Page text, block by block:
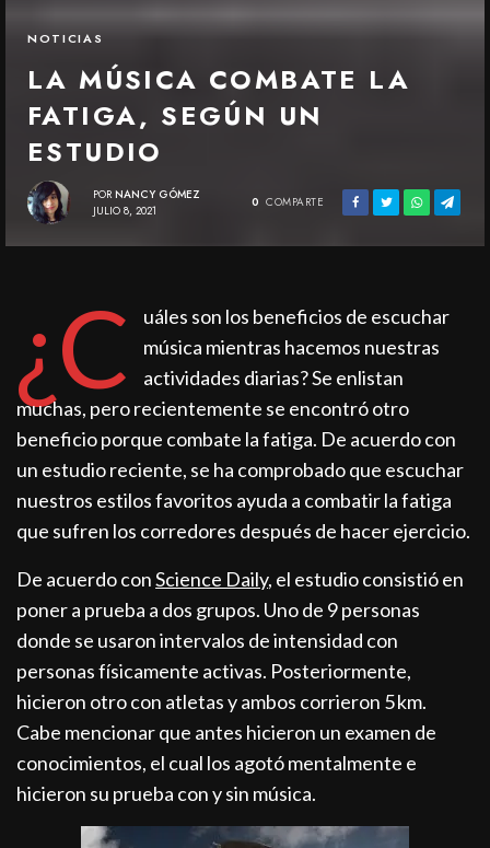
NOTICIAS
LA MÚSICA COMBATE LA
FATIGA, SEGÚN UN
ESTUDIO
POR NANCY GÓMEZ
JULIO 8, 2021
0 COMPARTE
¿C
uáles son los beneficios de escuchar
música mientras hacemos nuestras
actividades diarias? Se enlistan
muchas, pero recientemente se encontró otro
beneficio porque combate la fatiga. De acuerdo con
un estudio reciente, se ha comprobado que escuchar
nuestros estilos favoritos ayuda a combatir la fatiga
que sufren los corredores después de hacer ejercicio.
De acuerdo conScience Daily, el estudio consistió en
poner a prueba a dos grupos. Uno de 9 personas
donde se usaron intervalos de intensidad con
personas físicamente activas. Posteriormente,
hicieron otro con atletas y ambos corrieron 5 km.
Cabe mencionar que antes hicieron un examen de
conocimientos, el cual los agotó mentalmente e
hicieron su prueba con y sin música.